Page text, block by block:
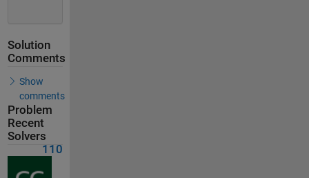
Solution
Comments
Show
comments
Problem
Recent
Solvers
110